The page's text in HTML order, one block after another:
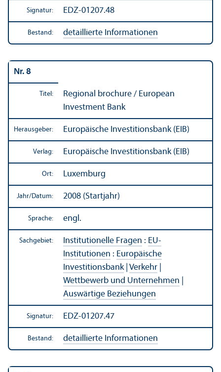
Signatur: EDZ-01207.48
Bestand: detaillierte Informationen
Nr. 8
Titel:
Regional brochure / European
Investment Bank
Herausgeber: Europäische Investitions­bank (EIB)
Verlag: Europäische Investitions­bank (EIB)
Ort: Luxemburg
Jahr/Datum: 2008 (Startjahr)
Sprache: engl.
Sachgebiet: Institutionelle Fragen : EU-
Institutionen : Europäische
Investitions­bank| Verkehr
Wettbewerb und Unter­nehmen
Auswärtige Beziehungen
Signatur: EDZ-01207.47
Bestand: detaillierte Informationen